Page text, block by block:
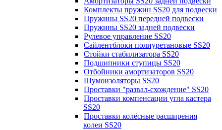
Комплекты пружин SS20 для подвески
Пружины SS20 передней подвески
Пружины SS20 задней подвески
Рулевое управление SS20
Сайлентблоки полиуретановые SS20
Стойки стабилизатора SS20
Подшипники ступицы SS20
Отбойники амортизаторов SS20
Шумоизоляторы SS20
Проставки "развал-схождение" SS20
Проставки компенсации угла кастера
SS20
Проставки колёсные расширения
колеи SS20